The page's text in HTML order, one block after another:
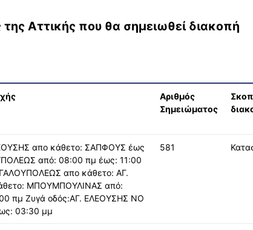
Αττικής που θα σημειωθεί διακοπή
Αριθμός
Σημειώματος
απο κάθετο: ΣΑΠΦΟΥΣ έως
από: 08:00 πμ έως: 11:00
απο κάθετο: ΑΓ.
ΜΠΟΥΜΠΟΥΛΙΝΑΣ από:
πμ Ζυγά οδός:ΑΓ. ΕΛΕΟΥΣΗΣ ΝΟ
03:30 μμ
581